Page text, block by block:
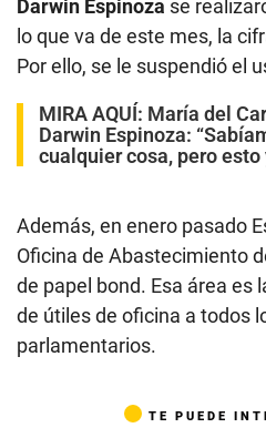
Darwin Espinoza se
lo que va de este mes, la
Por ello, se le suspendió el
MIRA AQUÍ: María del
Darwin Espinoza:
cualquier cosa, pero
Además, en enero pasado
Oficina de Abastecimiento
de papel bond. Esa área es
de útiles de oficina a todos
parlamentarios.
TE PUEDE